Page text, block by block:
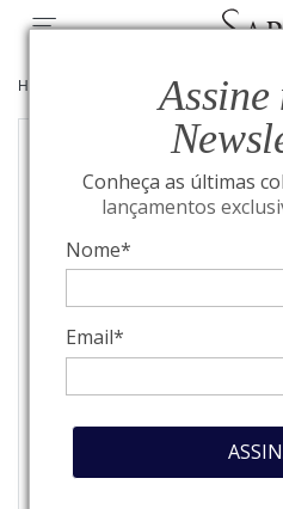
Assine
Conheça as últimas
lançamentos
Nome*
Email*
HOME ANÉIS